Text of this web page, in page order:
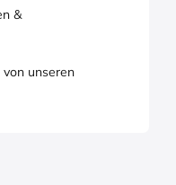
&
unseren